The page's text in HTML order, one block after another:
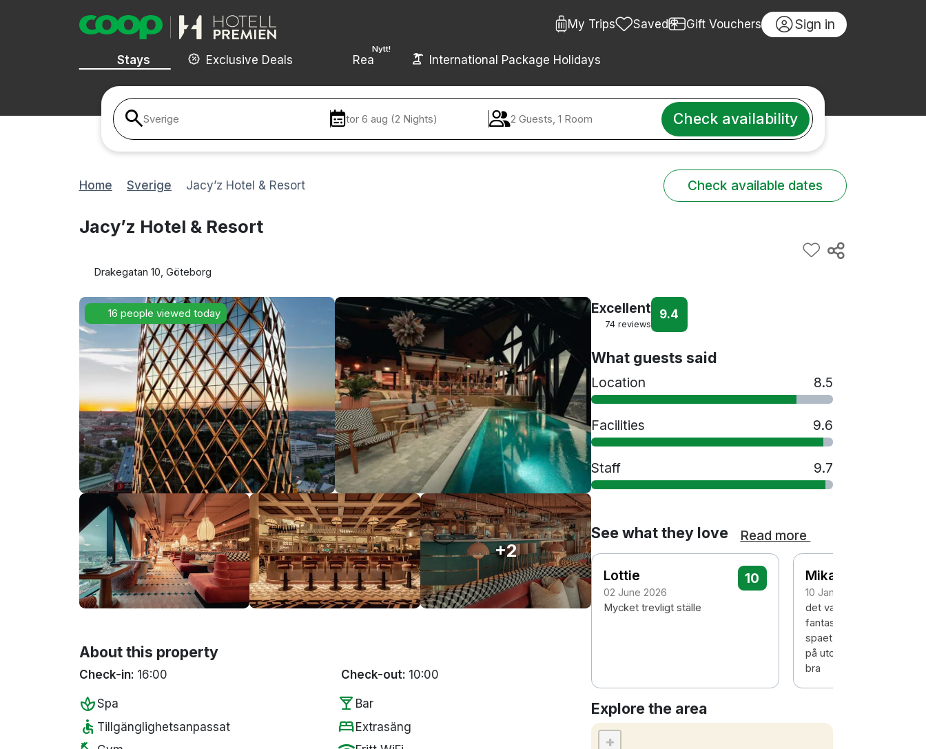
My Trips Saved Gift Vouchers Sign in
Stays Exclusive Deals
Nytt!
Rea International Package Holidays
Sverige tor 6 aug (2 Nights) 2 Guests, 1 Room Check availability
Home Sverige Jacy’z Hotel & Resort Check available dates
Jacy’z Hotel & Resort
Drakegatan 10, Göteborg
16 people viewed today
+2
About this property
Check-in: 16:00 Check-out: 10:00
spaSpa local_bar Bar
accessible Tillgänglighetsanpassat bedExtrasäng
Excellent
74 reviews
9.4
What guests said
Location 8.5
Facilities 9.6
Staff 9.7
See what they love Read more
Lottie
02 June 2026
10
Mycket trevligt ställe
Mikael
10 January 2026
det var mycket lyxigt
fantastisk frukost och
spaet var inte det bästa
på utomhuspolen och
bra
Explore the area
+